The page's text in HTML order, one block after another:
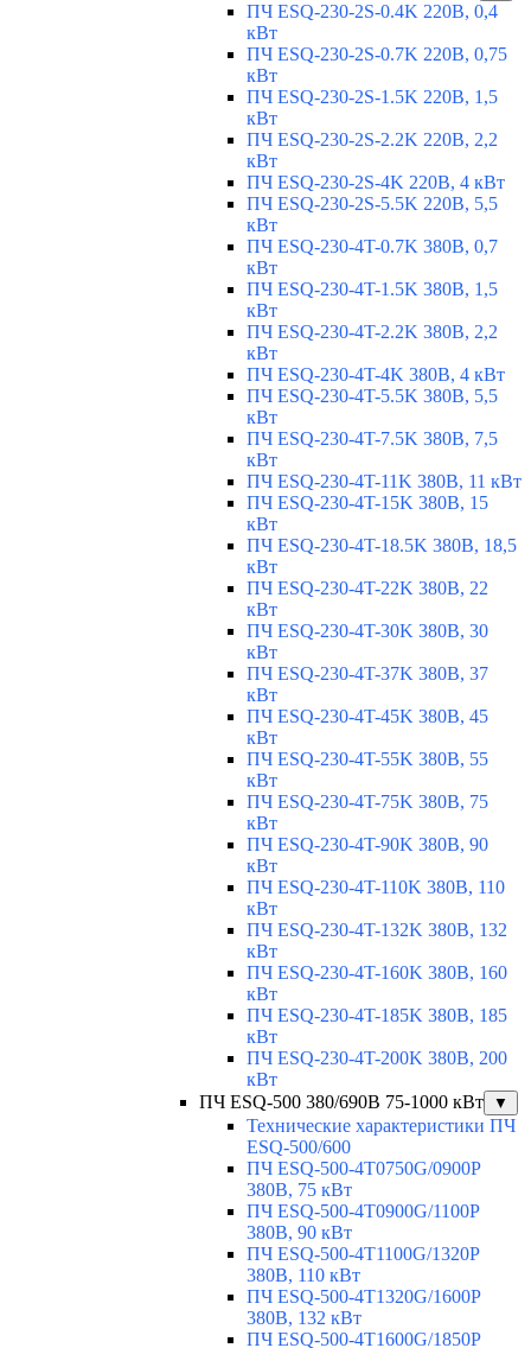
ПЧ ESQ-230-2S-0.4K 220В, 0,4
кВт
ПЧ ESQ-230-2S-0.7K 220В, 0,75
кВт
ПЧ ESQ-230-2S-1.5K 220В, 1,5
кВт
ПЧ ESQ-230-2S-2.2K 220В, 2,2
кВт
ПЧ ESQ-230-2S-4K 220В, 4 кВт
ПЧ ESQ-230-2S-5.5K 220В, 5,5
кВт
ПЧ ESQ-230-4T-0.7K 380В, 0,7
кВт
ПЧ ESQ-230-4T-1.5K 380В, 1,5
кВт
ПЧ ESQ-230-4T-2.2K 380В, 2,2
кВт
ПЧ ESQ-230-4T-4K 380В, 4 кВт
ПЧ ESQ-230-4T-5.5K 380В, 5,5
кВт
ПЧ ESQ-230-4T-7.5K 380В, 7,5
кВт
ПЧ ESQ-230-4T-11K 380В, 11 кВт
ПЧ ESQ-230-4T-15K 380В, 15
кВт
ПЧ ESQ-230-4T-18.5K 380В, 18,5
кВт
ПЧ ESQ-230-4T-22K 380В, 22
кВт
ПЧ ESQ-230-4T-30K 380В, 30
кВт
ПЧ ESQ-230-4T-37K 380В, 37
кВт
ПЧ ESQ-230-4T-45K 380В, 45
кВт
ПЧ ESQ-230-4T-55K 380В, 55
кВт
ПЧ ESQ-230-4T-75K 380В, 75
кВт
ПЧ ESQ-230-4T-90K 380В, 90
кВт
ПЧ ESQ-230-4T-110K 380В, 110
кВт
ПЧ ESQ-230-4T-132K 380В, 132
кВт
ПЧ ESQ-230-4T-160K 380В, 160
кВт
ПЧ ESQ-230-4T-185K 380В, 185
кВт
ПЧ ESQ-230-4T-200K 380В, 200
кВт
ПЧ ESQ-500 380/690В 75-1000 кВт
▼
Технические характеристики ПЧ
ESQ-500/600
ПЧ ESQ-500-4T0750G/0900P
380В, 75 кВт
ПЧ ESQ-500-4T0900G/1100P
380В, 90 кВт
ПЧ ESQ-500-4T1100G/1320P
380В, 110 кВт
ПЧ ESQ-500-4T1320G/1600P
380В, 132 кВт
ПЧ ESQ-500-4T1600G/1850P